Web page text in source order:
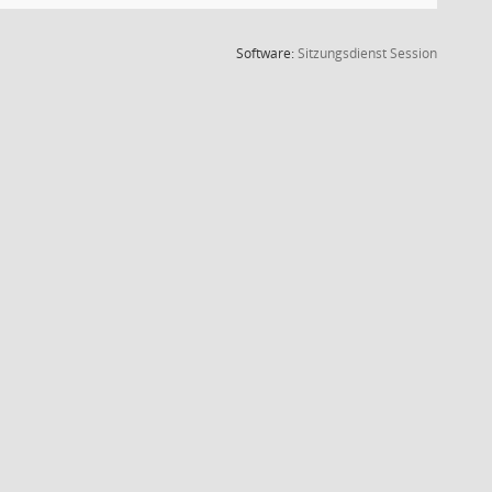
Software:SitzungsdienstSession(Wird in